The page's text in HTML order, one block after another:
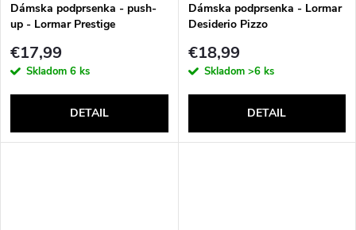
Dámska podprsenka - push-
up - Lormar Prestige
€17,99
Skladom 6 ks
DETAIL
Dámska podprsenka - Lormar
Desiderio Pizzo
€18,99
Skladom >6 ks
DETAIL